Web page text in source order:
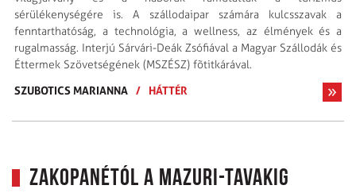
sérülékenységére is. A szállodaipar számára kulcsszavak a
fenntarthatóság, a technológia, a wellness, az élmények és a
rugalmasság. Interjú Sárvári-Deák Zsófiával a Magyar Szállodák és
Éttermek Szövetségének (MSZÉSZ) fõtitkárával.
SZUBOTICS MARIANNA / HÁTTÉR
Zakopanétól a Mazuri-tavakig